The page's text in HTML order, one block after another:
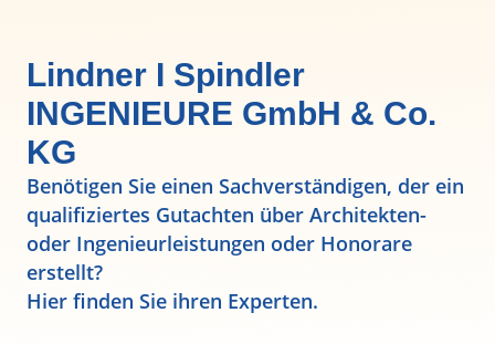
Lindner I Spindler
INGENIEURE GmbH & Co.
KG
Benötigen Sie einen Sachverständigen, der ein
qualifiziertes Gutachten über Architekten-
oder Ingenieurleistungen oder Honorare
erstellt?
Hier finden Sie ihren Experten.